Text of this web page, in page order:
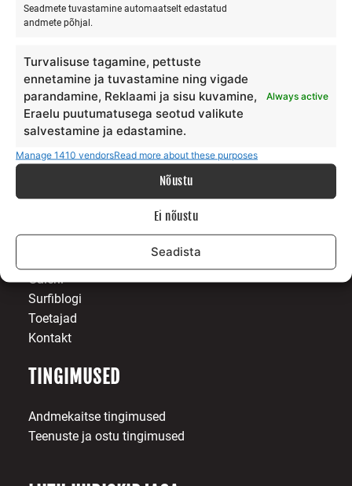
Seadmete tuvastamine automaatselt edastatud
andmete põhjal.
Turvalisuse tagamine, pettuste
ennetamine ja tuvastamine ning vigade
parandamine, Reklaami ja sisu kuvamine,
Eraelu puutumatusega seotud valikute
salvestamine ja edastamine.
Always active
Manage 1410 vendorsRead more about these purposes
Nõustu
Ei nõustu
Seadista
SURFMASTER
Ranna Surfiküla
+372 566 86 766
info@surfmaster.ee
MEIST
Meie lugu
Galerii
Surfiblogi
Toetajad
Kontakt
TINGIMUSED
Andmekaitse tingimused
Teenuste ja ostu tingimused